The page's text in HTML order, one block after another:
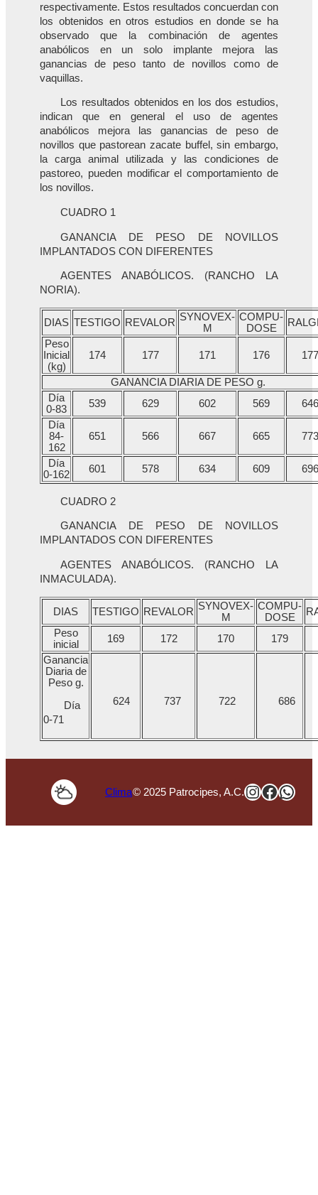
respectivamente. Estos resultados concuerdan con
los obtenidos en otros estudios en donde se ha
observado que la combinación de agentes
anabólicos en un solo implante mejora las
ganancias de peso tanto de novillos como de
vaquillas.
Los resultados obtenidos en los dos estudios,
indican que en general el uso de agentes
anabólicos mejora las ganancias de peso de
novillos que pastorean zacate buffel, sin embargo,
la carga animal utilizada y las condiciones de
pastoreo, pueden modificar el comportamiento de
los novillos.
CUADRO 1
GANANCIA DE PESO DE NOVILLOS
IMPLANTADOS CON DIFERENTES
AGENTES ANABÓLICOS. (RANCHO LA
NORIA).
DIAS TESTIGO REVALOR SYNOVEX-
M
COMPU-
DOSE
Peso
Inicial
(kg)
174 177 171 176 177
GANANCIA DIARIA DE PESO g.
Día
0-83
539 629 602 569
646
Día
84-
162
651 566 667 665 773
Día
0-162
601 578 634 609 696
CUADRO 2
GANANCIA DE PESO DE NOVILLOS
IMPLANTADOS CON DIFERENTES
AGENTES ANABÓLICOS. (RANCHO LA
INMACULADA).
DIAS TESTIGO REVALOR SYNOVEX-
M
COMPU-
DOSE
Peso
inicial
169 172 170
179
Ganancia
Diaria de
Peso g.
Día
0-71
624 737 722 686
Clima© 2025 Patrocipes, A.C.